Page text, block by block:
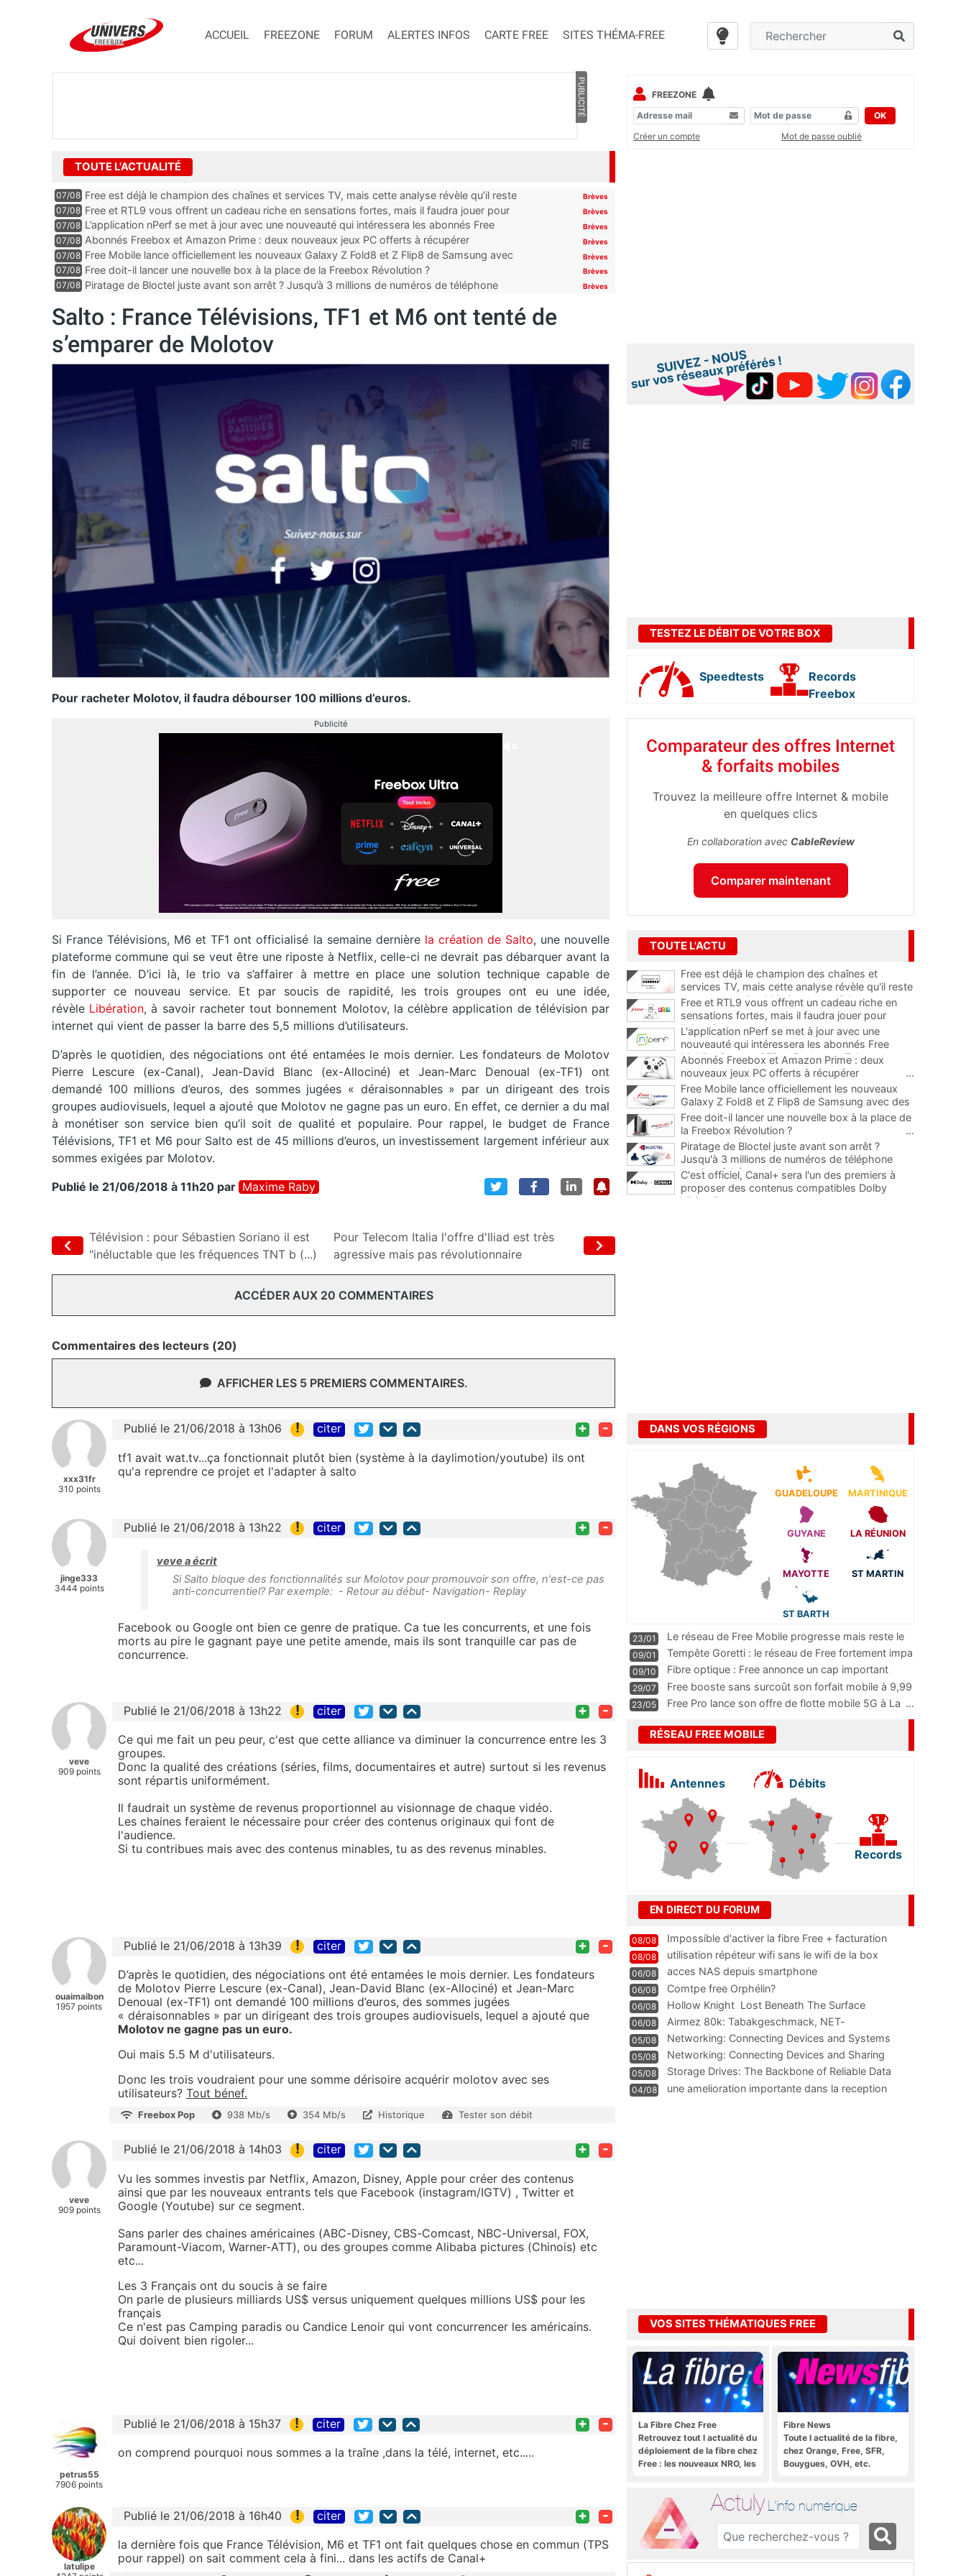
ACCUEIL FREEZONE FORUM ALERTES INFOS CARTE FREE SITES THÉMA-FREE
PUBLICITÉ
TOUTE L'ACTUALITÉ
07/08 Free est déjà le champion des chaînes et services TV, mais cette analyse révèle qu’il reste
encore au moin...
Brèves
07/08 Free et RTL9 vous offrent un cadeau riche en sensations fortes, mais il faudra jouer pour
l’obtenir
Brèves
07/08 L’application nPerf se met à jour avec une nouveauté qui intéressera les abonnés Free
Mobile, Orange, SFR ...
Brèves
07/08 Abonnés Freebox et Amazon Prime : deux nouveaux jeux PC offerts à récupérer Brèves
07/08 Free Mobile lance officiellement les nouveaux Galaxy Z Fold8 et Z Flip8 de Samsung avec
des promos et des cadeaux
Brèves
07/08 Free doit-il lancer une nouvelle box à la place de la Freebox Révolution ? Brèves
07/08 Piratage de Bloctel juste avant son arrêt ? Jusqu’à 3 millions de numéros de téléphone
Brèves
Salto : France Télévisions, TF1 et M6 ont tenté de
s’emparer de Molotov
Pour racheter Molotov, il faudra débourser 100 millions d’euros.
Publicité
Si France Télévisions, M6 et TF1 ont officialisé la semaine dernière la création de Salto, une nouvelle
plateforme commune qui se veut être une riposte à Netflix, celle-ci ne devrait pas débarquer avant la
fin de l’année. D’ici là, le trio va s’affairer à mettre en place une solution technique capable de
supporter ce nouveau service. Et par soucis de rapidité, les trois groupes ont eu une idée,
révèle Libération, à savoir racheter tout bonnement Molotov, la célèbre application de télévision par
internet qui vient de passer la barre des 5,5 millions d’utilisateurs.
D’après le quotidien, des négociations ont été entamées le mois dernier. Les fondateurs de Molotov
Pierre Lescure (ex-Canal), Jean-David Blanc (ex-Allociné) et Jean-Marc Denoual (ex-TF1) ont
demandé 100 millions d’euros, des sommes jugées « déraisonnables » par un dirigeant des trois
groupes audiovisuels, lequel a ajouté que Molotov ne gagne pas un euro. En effet, ce dernier a du mal
à monétiser son service bien qu’il soit de qualité et populaire. Pour rappel, le budget de France
Télévisions, TF1 et M6 pour Salto est de 45 millions d’euros, un investissement largement inférieur aux
sommes exigées par Molotov.
Publié le 21/06/2018 à 11h20 par Maxime Raby
Télévision : pour Sébastien Soriano il est
"inéluctable que les fréquences TNT b (...)
Pour Telecom Italia l'offre d'Iliad est très
agressive mais pas révolutionnaire
ACCÉDER AUX 20 COMMENTAIRES
Commentaires des lecteurs (20)
AFFICHER LES 5 PREMIERS COMMENTAIRES.
xxx31fr
310 points
Publié le 21/06/2018 à 13h06 ! citer + -
tf1 avait wat.tv...ça fonctionnait plutôt bien (système à la daylimotion/youtube) ils ont
qu'a reprendre ce projet et l'adapter à salto
jinge333
3444 points
Publié le 21/06/2018 à 13h22 ! citer + -
veve a écrit
Si Salto bloque des fonctionnalités sur Molotov pour promouvoir son offre, n'est-ce pas
anti-concurrentiel? Par exemple: - Retour au début- Navigation- Replay
Facebook ou Google ont bien ce genre de pratique. Ca tue les concurrents, et une fois
morts au pire le gagnant paye une petite amende, mais ils sont tranquille car pas de
concurrence.
veve
909 points
Publié le 21/06/2018 à 13h22 ! citer + -
Ce qui me fait un peu peur, c'est que cette alliance va diminuer la concurrence entre les 3
groupes.
Donc la qualité des créations (séries, films, documentaires et autre) surtout si les revenus
sont répartis uniformément.
Il faudrait un système de revenus proportionnel au visionnage de chaque vidéo.
Les chaines feraient le nécessaire pour créer des contenus originaux qui font de
l'audience.
Si tu contribues mais avec des contenus minables, tu as des revenus minables.
ouaimaibon
1957 points
Publié le 21/06/2018 à 13h39 ! citer + -
D’après le quotidien, des négociations ont été entamées le mois dernier. Les fondateurs
de Molotov Pierre Lescure (ex-Canal), Jean-David Blanc (ex-Allociné) et Jean-Marc
Denoual (ex-TF1) ont demandé 100 millions d’euros, des sommes jugées
« déraisonnables » par un dirigeant des trois groupes audiovisuels, lequel a ajouté que
Molotov ne gagne pas un euro.
Oui mais 5.5 M d'utilisateurs.
Donc les trois voudraient pour une somme dérisoire acquérir molotov avec ses
utilisateurs? Tout bénef.
Freebox Pop 938 Mb/s 354 Mb/s Historique Tester son débit
veve
909 points
Publié le 21/06/2018 à 14h03 ! citer + -
Vu les sommes investis par Netflix, Amazon, Disney, Apple pour créer des contenus
ainsi que par les nouveaux entrants tels que Facebook (instagram/IGTV) , Twitter et
Google (Youtube) sur ce segment.
Sans parler des chaines américaines (ABC-Disney, CBS-Comcast, NBC-Universal, FOX,
Paramount-Viacom, Warner-ATT), ou des groupes comme Alibaba pictures (Chinois) etc
etc...
Les 3 Français ont du soucis à se faire
On parle de plusieurs milliards US$ versus uniquement quelques millions US$ pour les
français
Ce n'est pas Camping paradis ou Candice Lenoir qui vont concurrencer les américains.
Qui doivent bien rigoler...
petrus55
7906 points
Publié le 21/06/2018 à 15h37 ! citer + -
on comprend pourquoi nous sommes a la traîne ,dans la télé, internet, etc.....
latulipe
Publié le 21/06/2018 à 16h40 ! citer + -
la dernière fois que France Télévision, M6 et TF1 ont fait quelques chose en commun (TPS
pour rappel) on sait comment cela à fini... dans les actifs de Canal+
FREEZONE
OK
Créer un compte
Mot de passe oublié
TESTEZ LE DÉBIT DE VOTRE BOX
Speedtests
Records
Freebox
Comparateur des offres Internet
& forfaits mobiles
Trouvez la meilleure offre Internet & mobile
en quelques clics
En collaboration avec CableReview
Comparer maintenant
TOUTE L'ACTU
Free est déjà le champion des chaînes et
services TV, mais cette analyse révèle qu'il reste
encore au moins 141 ajouts possibles
Free et RTL9 vous offrent un cadeau riche en
sensations fortes, mais il faudra jouer pour
l'obtenir
L'application nPerf se met à jour avec une
nouveauté qui intéressera les abonnés Free
Mobile, Orange, SFR et Bouygues Telecom
Abonnés Freebox et Amazon Prime : deux
nouveaux jeux PC offerts à récupérer
...
Free Mobile lance officiellement les nouveaux
Galaxy Z Fold8 et Z Flip8 de Samsung avec des
promos et des cadeaux
...
Free doit-il lancer une nouvelle box à la place de
la Freebox Révolution ?
...
Piratage de Bloctel juste avant son arrêt ?
Jusqu'à 3 millions de numéros de téléphone
auraient fuité
C'est officiel, Canal+ sera l'un des premiers à
proposer des contenus compatibles Dolby
Vision 2
DANS VOS RÉGIONS
GUADELOUPE MARTINIQUE
GUYANE LA RÉUNION
MAYOTTE ST MARTIN
ST BARTH
23/01
Le réseau de Free Mobile progresse mais reste le
m
...
09/01
Tempête Goretti : le réseau de Free fortement impa
09/10
Fibre optique : Free annonce un cap important
pass
...
29/07
Free booste sans surcoût son forfait mobile à 9,99
23/05 Free Pro lance son offre de flotte mobile 5G à La ...
RÉSEAU FREE MOBILE
Antennes Débits
Records
EN DIRECT DU FORUM
08/08
Impossible d'activer la fibre Free + facturation
résiliation
08/08 utilisation répéteur wifi sans le wifi de la box
06/08 acces NAS depuis smartphone
06/08 Comtpe free Orphélin?
06/08 Hollow Knight  Lost Beneath The Surface
06/08
Airmez 80k: Tabakgeschmack, NET-
Technologie und Leistung im
05/08 Networking: Connecting Devices and Systems
05/08
Networking: Connecting Devices and Sharing
Information
05/08
Storage Drives: The Backbone of Reliable Data
Management
04/08
une amelioration importante dans la reception
VOS SITES THÉMATIQUES FREE
La Fibre Chez Free
Retrouvez tout l actualité du
déploiement de la fibre chez
Free : les nouveaux NRO, les
Fibre News
Toute l actualité de la fibre,
chez Orange, Free, SFR,
Bouygues, OVH, etc.
Actuly L'info numérique